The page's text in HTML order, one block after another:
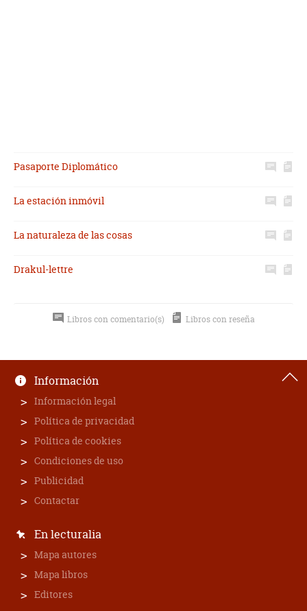
Pasaporte Diplomático
La estación inmóvil
La naturaleza de las cosas
Drakul-lettre
Libros con comentario(s) Libros con reseña
Información
Información legal
Política de privacidad
Política de cookies
Condiciones de uso
Publicidad
Contactar
En lecturalia
Mapa autores
Mapa libros
Editores